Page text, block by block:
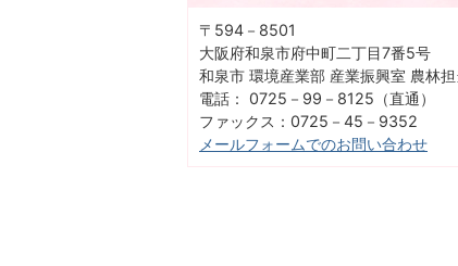
〒594－8501
大阪府和泉市府中町二丁目7番5号
和泉市 環境産業部 産業振興室 農林担
電話： 0725－99－8125（直通）
ファックス：0725－45－9352
メールフォームでのお問い合わせ